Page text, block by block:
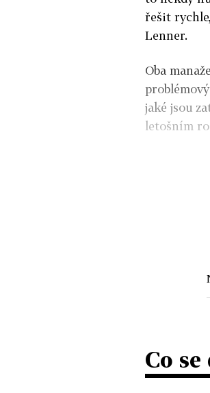
řešit
Lenner.
Oba
jaké jsou
letošním
Co